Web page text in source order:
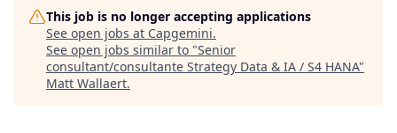
This job is no longer accepting applications
See open jobs at Capgemini.
See open jobs similar to "Senior
consultant/consultante Strategy Data & IA / S4 HANA"
Matt Wallaert.